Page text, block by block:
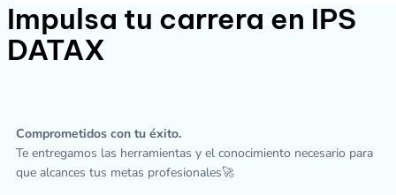
Impulsa tu carrera en IPS
DATAX
Comprometidos con tu éxito.
Te entregamos las herramientas y el conocimiento necesario para
que alcances tus metas profesionales🚀